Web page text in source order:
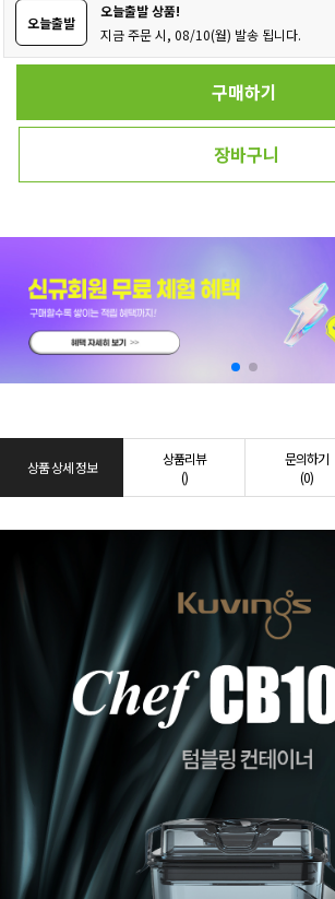
오늘출발
오늘출발 상품!
지금 주문 시, 08/10(월) 발송 됩니다.
구매하기
장바구니
상품 상세 정보
상품리뷰
()
문의하기
(0)